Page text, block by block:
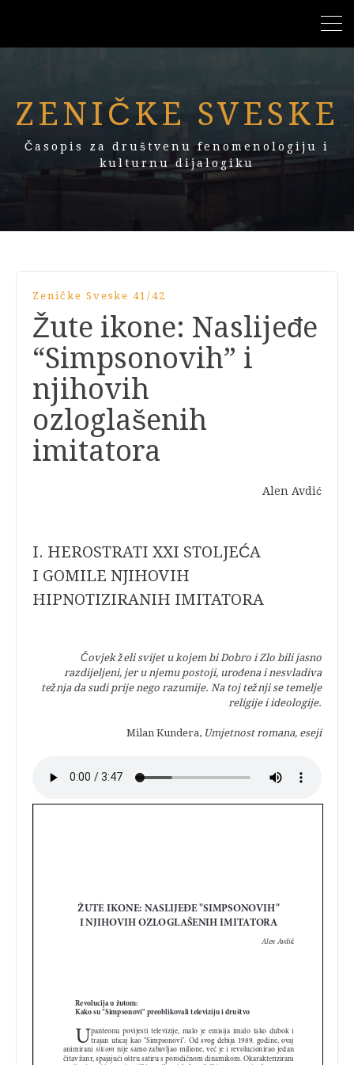
ZENIČKE SVESKE
Časopis za društvenu fenomenologiju i
kulturnu dijalogiku
Zeničke Sveske 41/42
Žute ikone: Naslijeđe
“Simpsonovih” i
njihovih
ozloglašenih
imitatora
Alen Avdić
I. HEROSTRATI XXI STOLJEĆA
I GOMILE NJIHOVIH
HIPNOTIZIRANIH IMITATORA
Čovjek želi svijet u kojem bi Dobro i Zlo bili jasno
razdijeljeni, jer u njemu postoji, urođena i nesvladiva
težnja da sudi prije nego razumije. Na toj težnji se temelje
religije i ideologije.
Milan Kundera, Umjetnost romana, eseji